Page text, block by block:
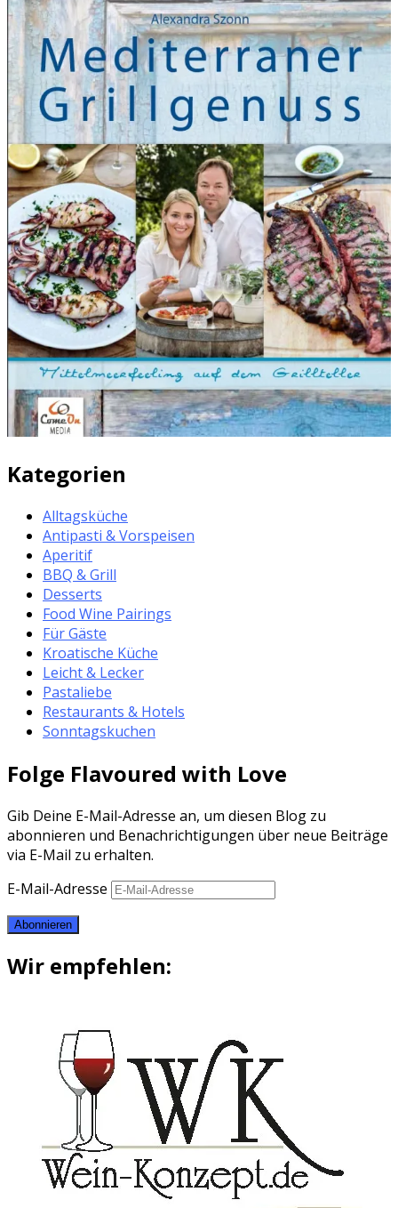
Kategorien
Alltagsküche
Antipasti & Vorspeisen
Aperitif
BBQ & Grill
Desserts
Food Wine Pairings
Für Gäste
Kroatische Küche
Leicht & Lecker
Pastaliebe
Restaurants & Hotels
Sonntagskuchen
Folge Flavoured with Love
Gib Deine E-Mail-Adresse an, um diesen Blog zu
abonnieren und Benachrichtigungen über neue Beiträge
via E-Mail zu erhalten.
E-Mail-Adresse
Abonnieren
Wir empfehlen: